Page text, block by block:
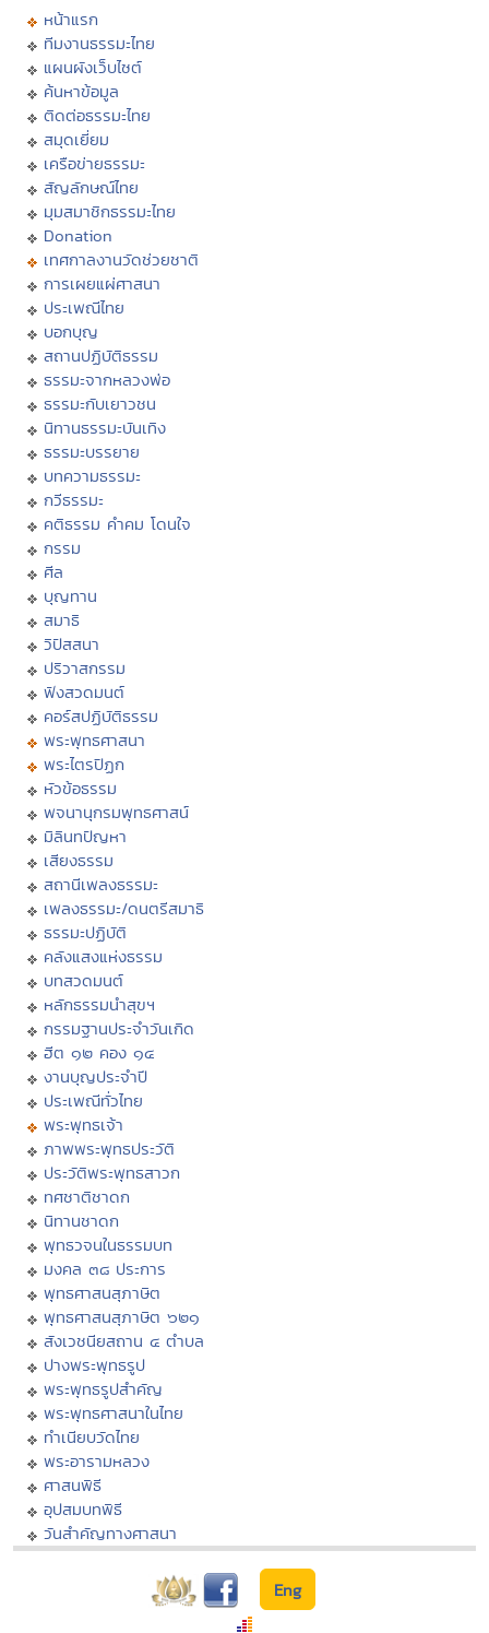
หน้าแรก
ทีมงานธรรมะไทย
แผนผังเว็บไซต์
ค้นหาข้อมูล
ติดต่อธรรมะไทย
สมุดเยี่ยม
เครือข่ายธรรมะ
สัญลักษณ์ไทย
มุมสมาชิกธรรมะไทย
Donation
เทศกาลงานวัดช่วยชาติ
การเผยแผ่ศาสนา
ประเพณีไทย
บอกบุญ
สถานปฏิบัติธรรม
ธรรมะจากหลวงพ่อ
ธรรมะกับเยาวชน
นิทานธรรมะบันเทิง
ธรรมะบรรยาย
บทความธรรมะ
กวีธรรมะ
คติธรรม คำคม โดนใจ
กรรม
ศีล
บุญทาน
สมาธิ
วิปัสสนา
ปริวาสกรรม
ฟังสวดมนต์
คอร์สปฏิบัติธรรม
พระพุทธศาสนา
พระไตรปิฏก
หัวข้อธรรม
พจนานุกรมพุทธศาสน์
มิลินทปัญหา
เสียงธรรม
สถานีเพลงธรรมะ
เพลงธรรมะ/ดนตรีสมาธิ
ธรรมะปฏิบัติ
คลังแสงแห่งธรรม
บทสวดมนต์
หลักธรรมนำสุขฯ
กรรมฐานประจำวันเกิด
ฮีต ๑๒ คอง ๑๔
งานบุญประจำปี
ประเพณีทั่วไทย
พระพุทธเจ้า
ภาพพระพุทธประวัติ
ประวัติพระพุทธสาวก
ทศชาติชาดก
นิทานชาดก
พุทธวจนในธรรมบท
มงคล ๓๘ ประการ
พุทธศาสนสุภาษิต
พุทธศาสนสุภาษิต ๖๒๑
สังเวชนียสถาน ๔ ตำบล
ปางพระพุทธรูป
พระพุทธรูปสำคัญ
พระพุทธศาสนาในไทย
ทำเนียบวัดไทย
พระอารามหลวง
ศาสนพิธี
อุปสมบทพิธี
วันสำคัญทางศาสนา
Eng